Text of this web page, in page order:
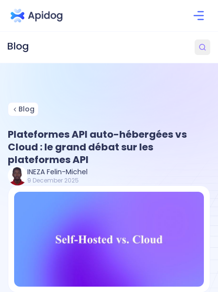
Blog
Plateformes API auto-hébergées vs
Cloud : le grand débat sur les
plateformes API
INEZA Felin-Michel
9 December 2025